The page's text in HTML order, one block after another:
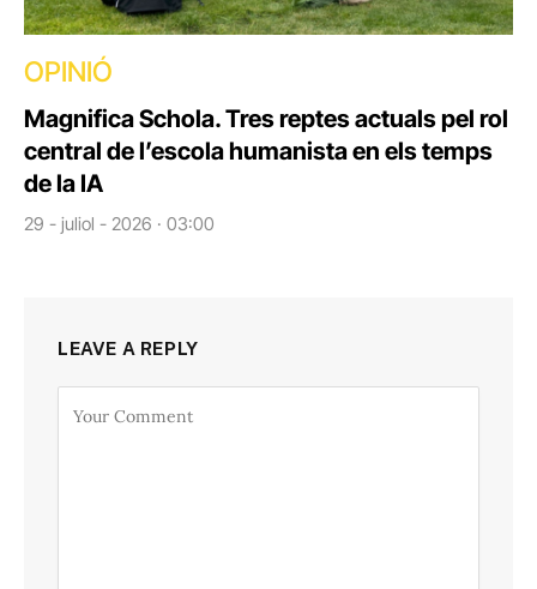
OPINIÓ
Magnifica Schola. Tres reptes actuals pel rol
central de l’escola humanista en els temps
de la IA
29 - juliol - 2026 · 03:00
LEAVE A REPLY